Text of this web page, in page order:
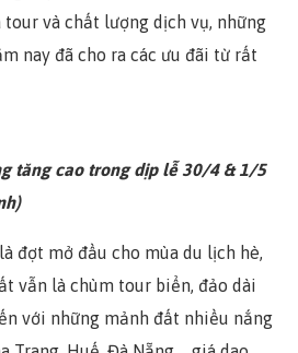
và chất lượng dịch vụ, những
nay đã cho ra các ưu đãi từ rất
tăng cao trong dịp lễ 30/4 & 1/5
đợt mở đầu cho mùa du lịch hè,
vẫn là chùm tour biển, đảo dài
với những mảnh đất nhiều nắng